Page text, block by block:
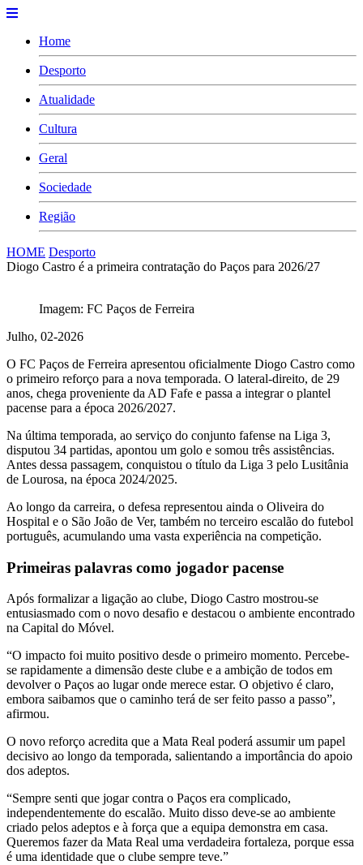
Home
Desporto
Atualidade
Cultura
Geral
Sociedade
Região
HOME Desporto
Diogo Castro é a primeira contratação do Paços para 2026/27
Imagem: FC Paços de Ferreira
Julho, 02-2026
O FC Paços de Ferreira apresentou oficialmente Diogo Castro como
o primeiro reforço para a nova temporada. O lateral-direito, de 29
anos, chega proveniente da AD Fafe e passa a integrar o plantel
pacense para a época 2026/2027.
Na última temporada, ao serviço do conjunto fafense na Liga 3,
disputou 34 partidas, apontou um golo e somou três assistências.
Antes dessa passagem, conquistou o título da Liga 3 pelo Lusitânia
de Lourosa, na época 2024/2025.
Ao longo da carreira, o defesa representou ainda o Oliveira do
Hospital e o São João de Ver, também no terceiro escalão do futebol
português, acumulando uma vasta experiência na competição.
Primeiras palavras como jogador pacense
Após formalizar a ligação ao clube, Diogo Castro mostrou-se
entusiasmado com o novo desafio e destacou o ambiente encontrado
na Capital do Móvel.
“O impacto foi muito positivo desde o primeiro momento. Percebe-
se rapidamente a dimensão deste clube e a ambição de todos em
devolver o Paços ao lugar onde merece estar. O objetivo é claro,
embora saibamos que o caminho terá de ser feito passo a passo”,
afirmou.
O novo reforço acredita que a Mata Real poderá assumir um papel
decisivo ao longo da temporada, salientando a importância do apoio
dos adeptos.
“Sempre senti que jogar contra o Paços era complicado,
independentemente do escalão. Muito disso deve-se ao ambiente
criado pelos adeptos e à força que a equipa demonstra em casa.
Queremos fazer da Mata Real uma verdadeira fortaleza, porque essa
é uma identidade que o clube sempre teve.”